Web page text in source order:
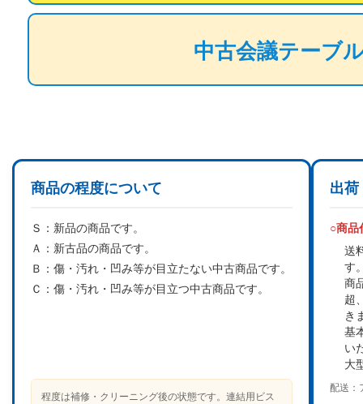
中古会議テーブ
商品の程度について
Ｓ： 新品の商品です。
Ａ： 新古品の商品です。
Ｂ： 傷・汚れ・凹み等が目立たない中古商品です。
Ｃ： 傷・汚れ・凹み等が目立つ中古商品です。
程度は補修・クリーニング後の状態です。連結用ビス
出荷
○商品
送
す
商
超
き
基
い
大
配送：